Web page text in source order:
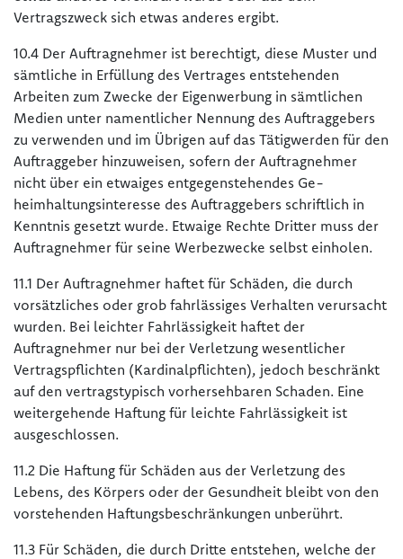
Vertragszweck sich etwas anderes ergibt.
10.4 Der Auftragnehmer ist berechtigt, diese Muster und
sämtliche in Erfüllung des Vertrages entstehenden
Arbeiten zum Zwecke der Eigenwerbung in sämtlichen
Medien unter namentlicher Nennung des Auftraggebers
zu verwenden und im Übrigen auf das Tätigwerden für den
Auftraggeber hinzuweisen, sofern der Auftragnehmer
nicht über ein etwaiges entgegenstehendes Ge-
heimhaltungsinteresse des Auftraggebers schriftlich in
Kenntnis gesetzt wurde. Etwaige Rechte Dritter muss der
Auftragnehmer für seine Werbezwecke selbst einholen.
11.1 Der Auftragnehmer haftet für Schäden, die durch
vorsätzliches oder grob fahrlässiges Verhalten verursacht
wurden. Bei leichter Fahrlässigkeit haftet der
Auftragnehmer nur bei der Verletzung wesentlicher
Vertragspflichten (Kardinalpflichten), jedoch beschränkt
auf den vertragstypisch vorhersehbaren Schaden. Eine
weitergehende Haftung für leichte Fahrlässigkeit ist
ausgeschlossen.
11.2 Die Haftung für Schäden aus der Verletzung des
Lebens, des Körpers oder der Gesundheit bleibt von den
vorstehenden Haftungsbeschränkungen unberührt.
11.3 Für Schäden, die durch Dritte entstehen, welche der